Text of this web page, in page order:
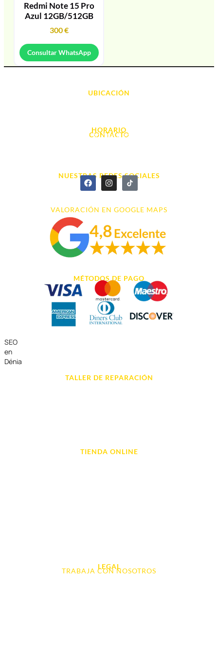
Redmi Note 15 Pro
Azul 12GB/512GB
300€
Consultar WhatsApp
UBICACIÓN
HORARIO
L. - S. 10:00h a 22:00h
CONTACTO
NUESTRAS REDES SOCIALES
VALORACIÓN EN GOOGLE MAPS
MÉTODOS DE PAGO
SEO
en
Dénia
TALLER DE REPARACIÓN
TIENDA ONLINE
LEGAL
TRABAJA CON NOSOTROS